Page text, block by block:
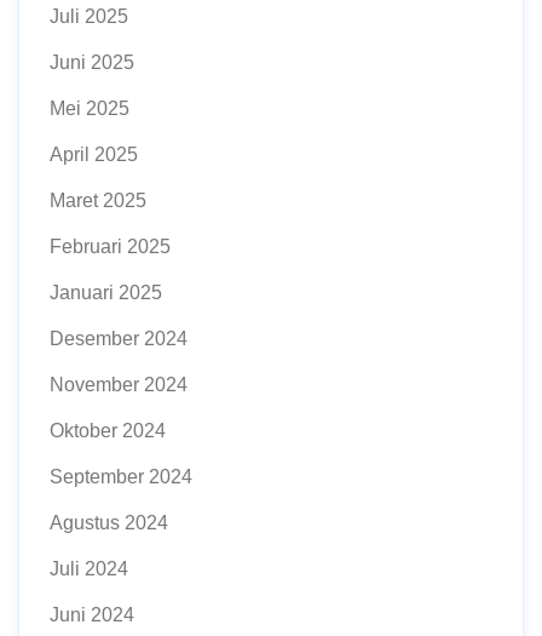
Juli 2025
Juni 2025
Mei 2025
April 2025
Maret 2025
Februari 2025
Januari 2025
Desember 2024
November 2024
Oktober 2024
September 2024
Agustus 2024
Juli 2024
Juni 2024